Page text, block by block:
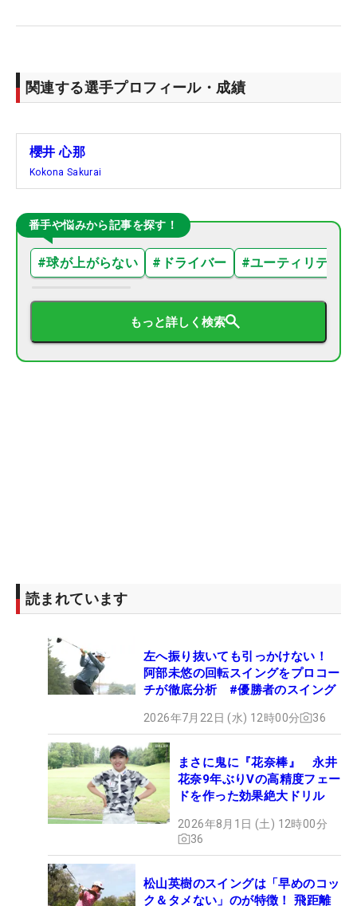
関連する選手プロフィール・成績
櫻井 心那
Kokona Sakurai
番手や悩みから記事を探す！
#球が上がらない # ドライバー #ユーティリティ
もっと詳しく検索
読まれています
左へ振り抜いても引っかけない！
阿部未悠の回転スイングをプロコー
チが徹底分析 #優勝者のスイング
2026年7月22日 (水) 12時00分 36
まさに鬼に『花奈棒』 永井
花奈9年ぶりVの高精度フェー
ドを作った効果絶大ドリル
2026年8月1日 (土) 12時00分
36
松山英樹のスイングは「早めのコッ
ク＆タメない」のが特徴！ 飛距離